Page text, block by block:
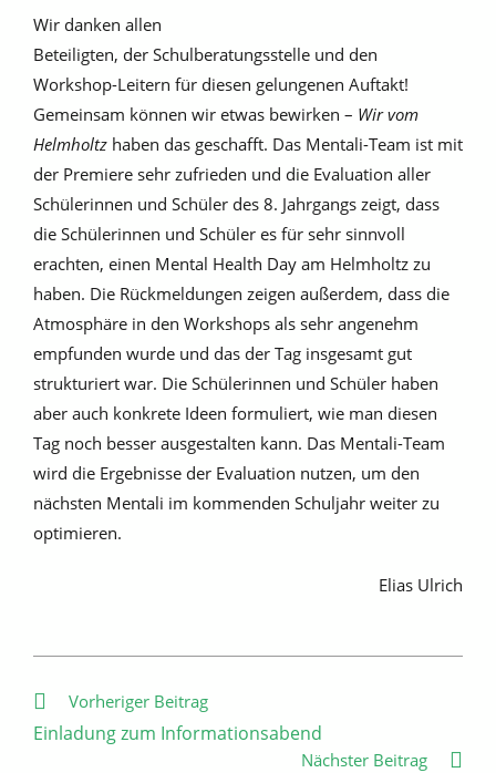
Wir danken allen
Beteiligten, der Schulberatungsstelle und den
Workshop-Leitern für diesen gelungenen Auftakt!
Gemeinsam können wir etwas bewirken – Wir vom
Helmholtz haben das geschafft. Das Mentali-Team ist mit
der Premiere sehr zufrieden und die Evaluation aller
Schülerinnen und Schüler des 8. Jahrgangs zeigt, dass
die Schülerinnen und Schüler es für sehr sinnvoll
erachten, einen Mental Health Day am Helmholtz zu
haben. Die Rückmeldungen zeigen außerdem, dass die
Atmosphäre in den Workshops als sehr angenehm
empfunden wurde und das der Tag insgesamt gut
strukturiert war. Die Schülerinnen und Schüler haben
aber auch konkrete Ideen formuliert, wie man diesen
Tag noch besser ausgestalten kann. Das Mentali-Team
wird die Ergebnisse der Evaluation nutzen, um den
nächsten Mentali im kommenden Schuljahr weiter zu
optimieren.
Elias Ulrich
Weitere
Artikel
ansehen
Vorheriger Beitrag
Einladung zum Informationsabend
Nächster Beitrag